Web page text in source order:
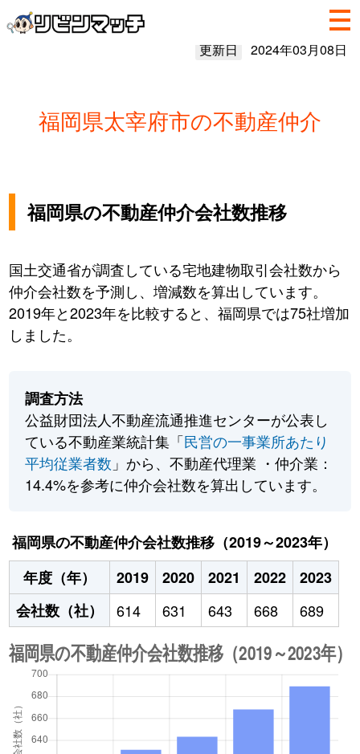
更新日 2024年03月08日
福岡県太宰府市の不動産仲介
福岡県の不動産仲介会社数推移
国土交通省が調査している宅地建物取引会社数から
仲介会社数を予測し、増減数を算出しています。
2019年と2023年を比較すると、福岡県では75社増加
しました。
調査方法
公益財団法人不動産流通推進センターが公表し
ている不動産業統計集「民営の一事業所あたり
平均従業者数 」から、不動産代理業 ・仲介業：
14.4%を参考に仲介会社数を算出しています。
福岡県の不動産仲介会社数推移（2019～2023年）
年度（年）
2019 2020 2021 2022
2023
会社数（社）
614 631 643 668 689